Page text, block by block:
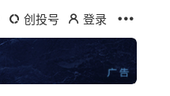
创投号 登录